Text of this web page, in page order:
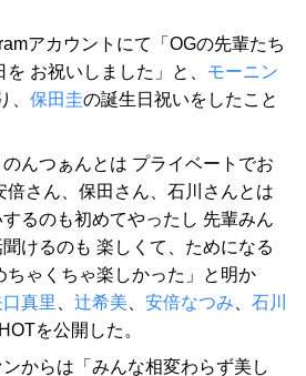
アカウントにて「OGの先輩たち
お祝いしました」と、 モーニン
、 保田圭の誕生日祝いをしたこと
んつぁんとは プライベートでお
倍さん、保田さん、石川さんとは
るのも初めてやったし 先輩みん
けるのも 楽しくて、ためになる
ちゃくちゃ楽しかった」と明か
口真里 辻希美 安倍なつみ
石川
を公開した。
からは「みんな相変わらず美し